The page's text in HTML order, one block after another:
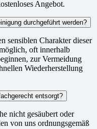
Angebot.
durchgeführt werden?
sensiblen Charakter dieser
oft innerhalb
zur Vermeidung
Wiederherstellung
entsorgt?
nicht gesäubert oder
von uns ordnungsgemäß